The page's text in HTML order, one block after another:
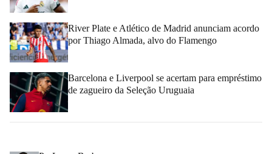
River Plate e Atlético de Madrid anunciam acordo
por Thiago Almada, alvo do Flamengo
Barcelona e Liverpool se acertam para empréstimo
de zagueiro da Seleção Uruguaia